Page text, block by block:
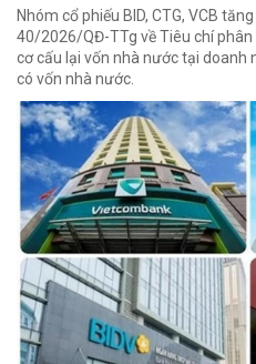
Nhóm cổ phiếu BID, CTG, VCB
40/2026/QĐ-TTg về Tiêu chí
cơ cấu lại vốn nhà nước tại doanh
có vốn nhà nước.